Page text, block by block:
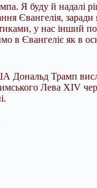
Я буду й надалі
Євангелія,
у нас інший
в Євангеліє як в
Дональд Трамп
Лева XIV